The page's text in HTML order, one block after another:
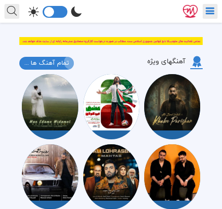
آهنگهای ویژه تمام آهنگ ها ...